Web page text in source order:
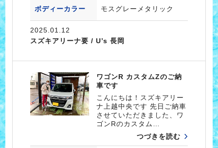
ボディーカラー モスグレーメタリック
2025.01.12
スズキアリーナ要 / U’s 長岡
ワゴンR カスタムZのご納
車です
こんにちは！スズキアリー
ナ上越中央です 先日ご納車
させていただきました、ワ
ゴンRのカスタム…
つづきを読む